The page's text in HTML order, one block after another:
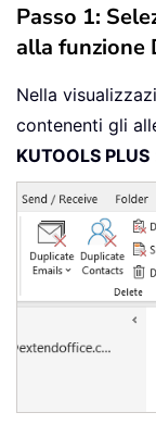
Passo 1:
alla funzione
Nella
contenenti gli
KUTOOLS PLUS